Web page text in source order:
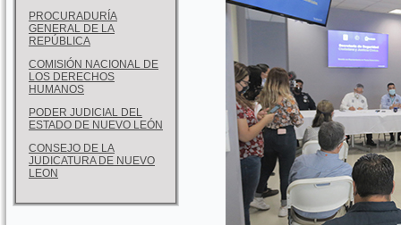
PROCURADURÍA
GENERAL DE LA
REPÚBLICA
COMISIÓN NACIONAL DE
LOS DERECHOS
HUMANOS
PODER JUDICIAL DEL
ESTADO DE NUEVO LEÓN
CONSEJO DE LA
JUDICATURA DE NUEVO
LEON